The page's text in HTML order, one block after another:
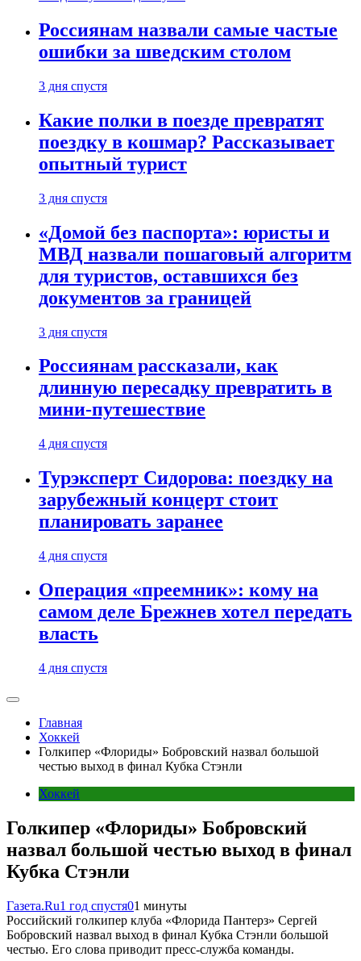
Россиянам назвали самые частые
ошибки за шведским столом
3 дня спустя
Какие полки в поезде превратят
поездку в кошмар? Рассказывает
опытный турист
3 дня спустя
«Домой без паспорта»: юристы и
МВД назвали пошаговый алгоритм
для туристов, оставшихся без
документов за границей
3 дня спустя
Россиянам рассказали, как
длинную пересадку превратить в
мини-путешествие
4 дня спустя
Турэксперт Сидорова: поездку на
зарубежный концерт стоит
планировать заранее
4 дня спустя
Операция «преемник»: кому на
самом деле Брежнев хотел передать
власть
4 дня спустя
Главная
Хоккей
Голкипер «Флориды» Бобровский назвал большой
честью выход в финал Кубка Стэнли
Хоккей
Голкипер «Флориды» Бобровский
назвал большой честью выход в финал
Кубка Стэнли
Газета.Ru1 год спустя01 минуты
Российский голкипер клуба «Флорида Пантерз» Сергей
Бобровский назвал выход в финал Кубка Стэнли большой
честью. Его слова приводит пресс-служба команды.